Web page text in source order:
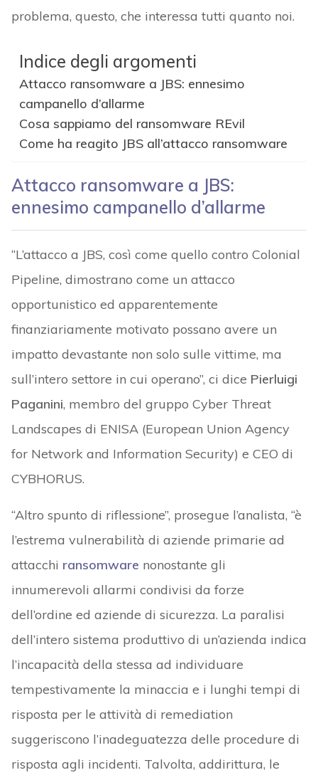
problema, questo, che interessa tutti quanto noi.
Indice degli argomenti
Attacco ransomware a JBS: ennesimo
campanello d’allarme
Cosa sappiamo del ransomware REvil
Come ha reagito JBS all’attacco ransomware
Attacco ransomware a JBS:
ennesimo campanello d’allarme
“L’attacco a JBS, così come quello contro Colonial
Pipeline, dimostrano come un attacco
opportunistico ed apparentemente
finanziariamente motivato possano avere un
impatto devastante non solo sulle vittime, ma
sull’intero settore in cui operano”, ci dice Pierluigi
Paganini, membro del gruppo Cyber Threat
Landscapes di ENISA (European Union Agency
for Network and Information Security) e CEO di
CYBHORUS.
“Altro spunto di riflessione”, prosegue l’analista, “è
l’estrema vulnerabilità di aziende primarie ad
attacchi ransomware nonostante gli
innumerevoli allarmi condivisi da forze
dell’ordine ed aziende di sicurezza. La paralisi
dell’intero sistema produttivo di un’azienda indica
l’incapacità della stessa ad individuare
tempestivamente la minaccia e i lunghi tempi di
risposta per le attività di remediation
suggeriscono l’inadeguatezza delle procedure di
risposta agli incidenti. Talvolta, addirittura, le